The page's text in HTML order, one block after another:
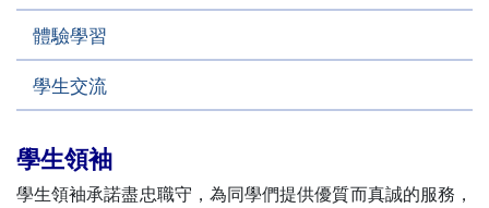
體驗學習
學生交流
學生領袖
學生領袖承諾盡忠職守，為同學們提供優質而真誠的服務，